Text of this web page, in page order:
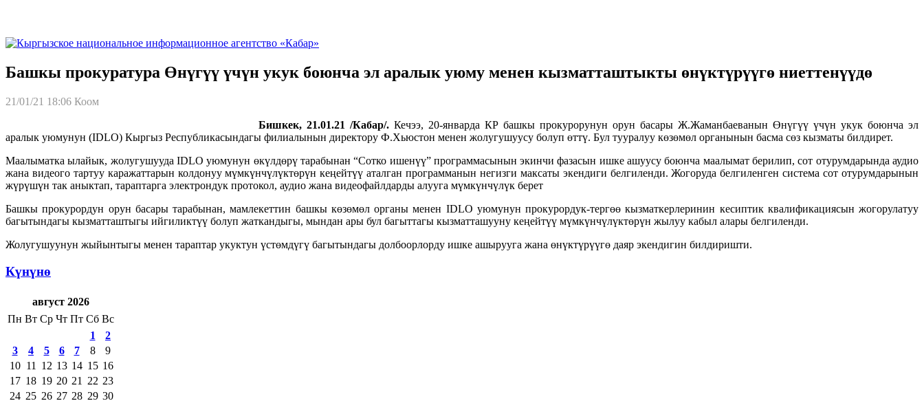
Башкы прокуратура Өнүгүү үчүн укук боюнча эл аралык уюму менен кызматташтыкты өнүктүрүүгө ниеттенүүдө
21/01/21 18:06 Коом
Бишкек, 21.01.21 /Кабар/. Кечээ, 20-январда КР башкы прокурорунун орун басары Ж.Жаманбаеванын Өнүгүү үчүн укук боюнча эл
аралык уюмунун (IDLO) Кыргыз Республикасындагы филиалынын директору Ф.Хьюстон менен жолугушуусу болуп өттү. Бул тууралуу көзөмөл органынын басма сөз кызматы билдирет.
Маалыматка ылайык, жолугушууда IDLO уюмунун өкүлдөрү тарабынан “Сотко ишенүү” программасынын экинчи фазасын ишке ашуусу боюнча маалымат берилип, сот отурумдарында аудио
жана видеого тартуу каражаттарын колдонуу мүмкүнчүлүктөрүн кеңейтүү аталган программанын негизги максаты экендиги белгиленди. Жогоруда белгиленген система сот отурумдарынын
жүрүшүн так аныктап, тараптарга электрондук протокол, аудио жана видеофайлдарды алууга мүмкүнчүлүк берет
Башкы прокурордун орун басары тарабынан, мамлекеттин башкы көзөмөл органы менен IDLO уюмунун прокурордук-тергөө кызматкерлеринин кесиптик квалификациясын жогорулатуу
багытындагы кызматташтыгы ийгиликтүү болуп жаткандыгы, мындан ары бул багыттагы кызматташууну кеңейтүү мүмкүнчүлүктөрүн жылуу кабыл алары белгиленди.
Жолугушуунун жыйынтыгы менен тараптар укуктун үстөмдүгү багытындагы долбоорлорду ишке ашырууга жана өнүктүрүүгө даяр экендигин билдиришти.
Күнүнө
август 2026
Пн Вт Ср Чт Пт Сб Вс
1
2
3
4 5 6 7 8
9
10 11 12 13 14 15 16
17 18 19 20 21 22 23
24 25 26 27 28 29 30